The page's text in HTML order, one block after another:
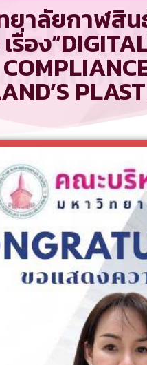
าลัยกาฬสิ
อง